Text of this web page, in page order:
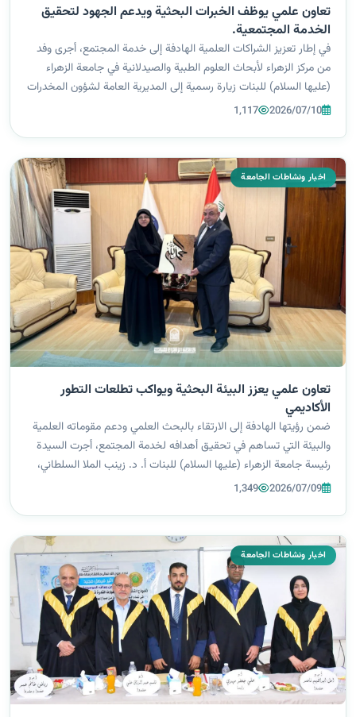
تعاون علمي يوظف الخبرات البحثية ويدعم الجهود لتحقيق
الخدمة المجتمعية.
في إطار تعزيز الشراكات العلمية الهادفة إلى خدمة المجتمع، أجرى وفد
من مركز الزهراء لأبحاث العلوم الطبية والصيدلانية في جامعة الزهراء
(عليها السلام) للبنات زيارة رسمية إلى المديرية العامة لشؤون المخدرات
والمؤثرات العقلية في العاصمة بغداد لبحث آفاق التعاون المشتر...
2026/07/10
1,117
اخبار ونشاطات الجامعة
تعاون علمي يعزز البيئة البحثية ويواكب تطلعات التطور
الأكاديمي
ضمن رؤيتها الهادفة إلى الارتقاء بالبحث العلمي ودعم مقوماته العلمية
والبيئة التي تساهم في تحقيق أهدافه لخدمة المجتمع، أجرت السيدة
رئيسة جامعة الزهراء (عليها السلام) للبنات أ. د. زينب الملا السلطاني،
برفقة الملاك المتقدم، زيارة رسمية إلى هيئة البحث العلمي في وزا...
2026/07/09
1,349
اخبار ونشاطات الجامعة